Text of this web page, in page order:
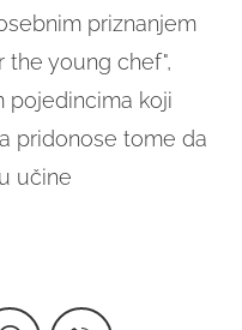
priznanjem
the young chef",
pojedincima koji
pridonose tome da
učine